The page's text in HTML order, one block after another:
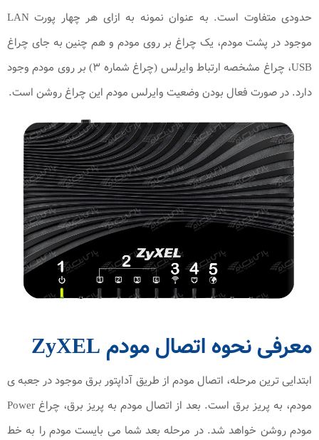
حدودی متفاوت است. به عنوان نمونه به ازای هر چهار پورت LAN
موجود در پشت مودم، یک چراغ بر روی مودم و هم چنین به جای چراغ
USB، چراغ مشخصه ارتباط وایرلس (چراغ شماره ۳) بر روی مودم وجود
دارد. در صورت فعال بودن وضعیت وایرلس مودم این چراغ روشن است.
معرفی نحوه اتصال مودم ZyXEL
ابتدایی ترین مرحله، اتصال مودم از طریق آداپتور برق موجود در جعبه ی
مودم، به پریز برق است. بعد از اتصال مودم به پریز برق، چراغ Power
مودم روشن خواهد شد. در مرحله بعد شما می بایست مودم را به خط